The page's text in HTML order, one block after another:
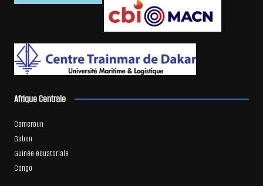
Afrique Centrale
Cameroun
Gabon
Guinée équatoriale
Congo